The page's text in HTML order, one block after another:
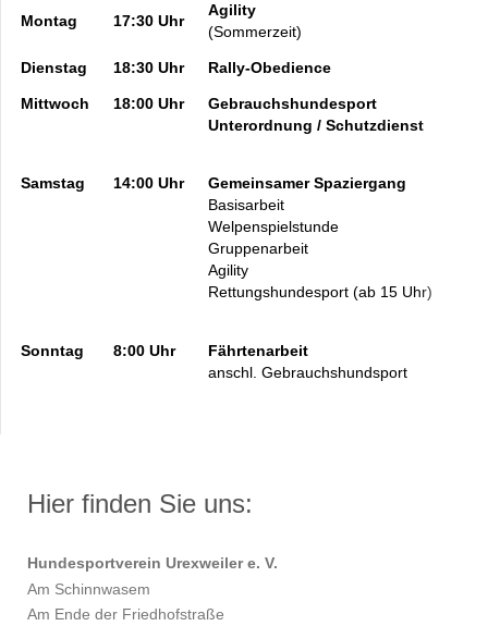
Montag 17:30 Uhr
Agility
(Sommerzeit)
Dienstag 18:30 Uhr Rally-Obedience
Mittwoch 18:00 Uhr
Gebrauchshundesport
Unterordnung / Schutzdienst
Samstag 14:00 Uhr
Gemeinsamer Spaziergang
Basisarbeit
Welpenspielstunde
Gruppenarbeit
Agility
Rettungshundesport (ab 15 Uhr)
Sonntag 8:00 Uhr
Fährtenarbeit
anschl. Gebrauchshundsport
Hier finden Sie uns:
Hundesportverein Urexweiler e. V.
Am Schinnwasem
Am Ende der Friedhofstraße